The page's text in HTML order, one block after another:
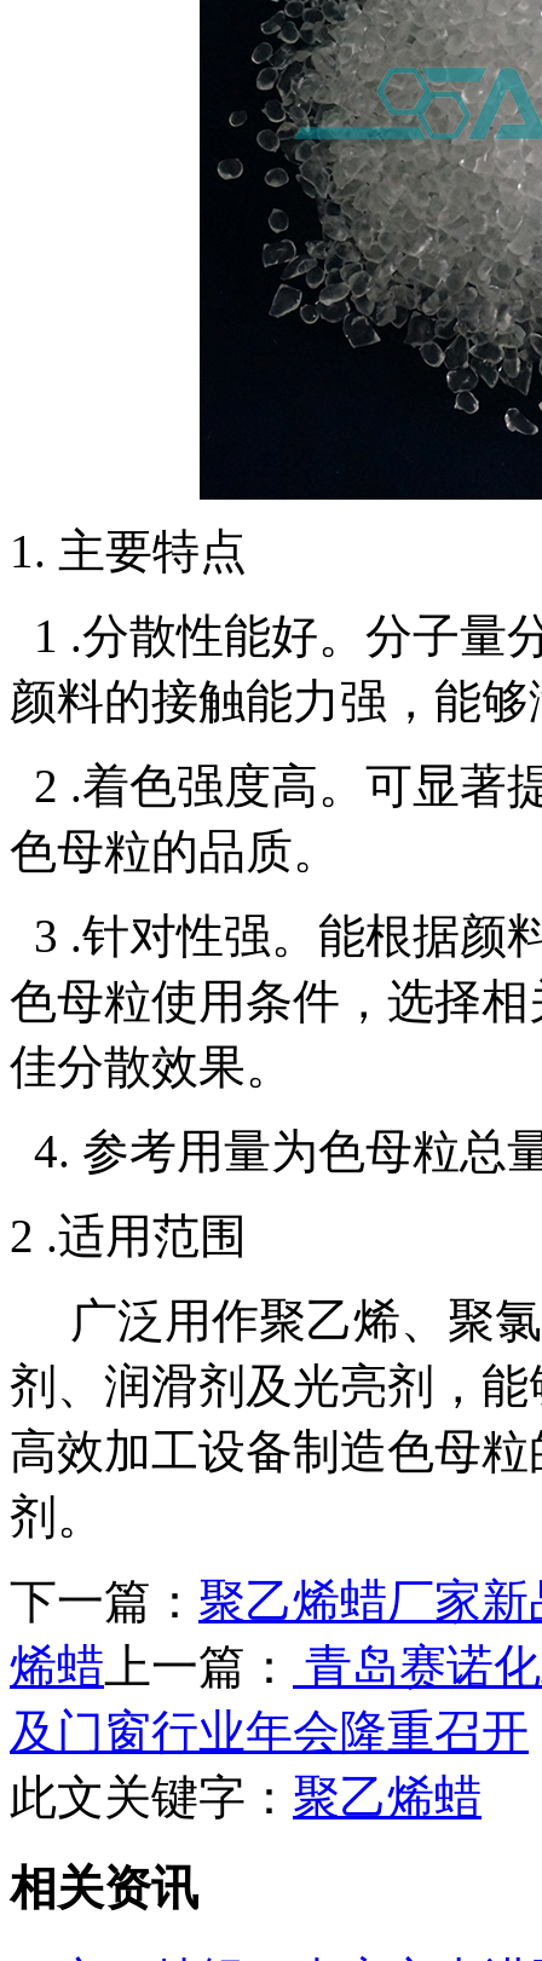
1. 主要特点
1 .分散性能好。分子量
颜料的接触能力强，能
2 .着色强度高。可显著
色母粒的品质。
3 .针对性强。能根据颜
色母粒使用条件，选择
佳分散效果。
4. 参考用量为色母粒总
2 .适用范围
广泛用作聚乙烯、聚
剂、润滑剂及光亮剂，
高效加工设备制造色母
剂。
下一篇： 聚乙烯蜡厂家
烯蜡 上一篇：
青岛赛诺
及门窗行业年会隆重召开
此文关键字： 聚乙烯蜡
相关资讯